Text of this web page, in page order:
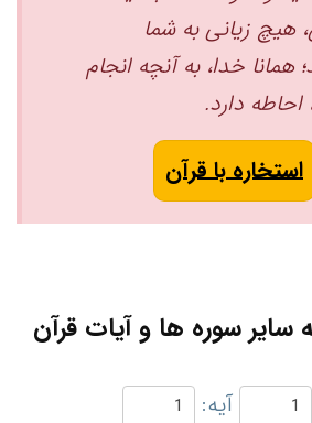
هیچ زیانی به شما
همانا خدا، به آنچه انجام
دارد.
استخاره با قرآن
سوره ها و آیات قرآن
آیه: